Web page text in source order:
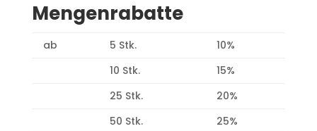
Mengenrabatte
ab 5 Stk.
10%
10 Stk.
15%
25 Stk.
20%
50 Stk.
25%